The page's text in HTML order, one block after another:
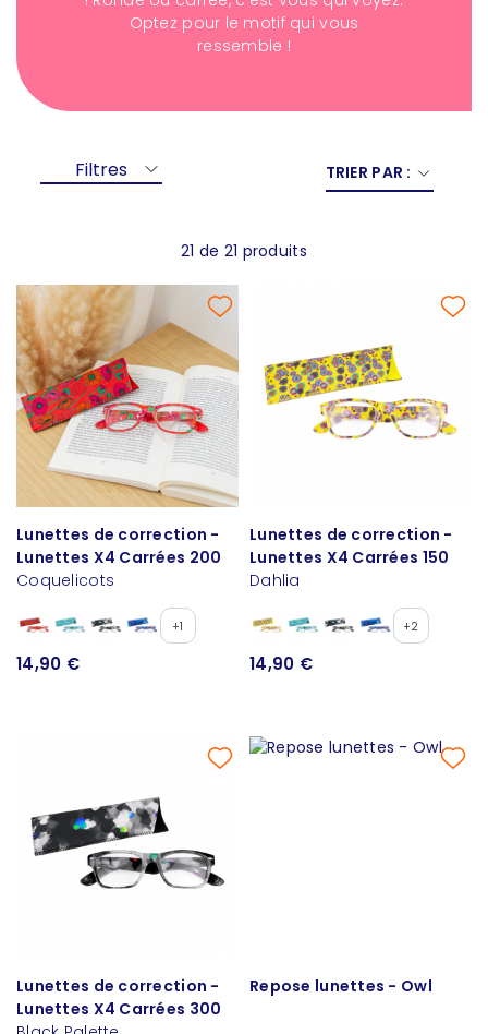
Optez pour le motif qui vous
ressemble !
Filtres TRIER PAR :
21 de 21 produits
Lunettes de correction -
Lunettes X4 Carrées 200
Coquelicots
+1
14,90 €
Lunettes de correction -
Lunettes X4 Carrées 150
Dahlia
+2
14,90 €
Lunettes de correction -
Lunettes X4 Carrées 300
Repose lunettes - Owl